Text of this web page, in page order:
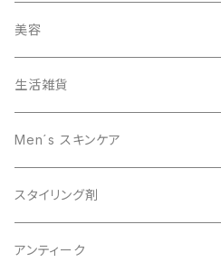
ヘアカラー
美容
オーガニック
スキャルプケア
生活雑貨
Men´s スキンケア
男性美容
オーガニック
スタイリング剤
アンティーク